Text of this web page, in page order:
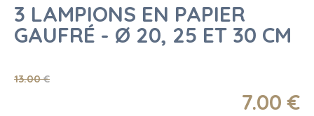
3 LAMPIONS EN PAPIER
GAUFRÉ - Ø 20, 25 ET 30 CM
13.00 €
7.00 €